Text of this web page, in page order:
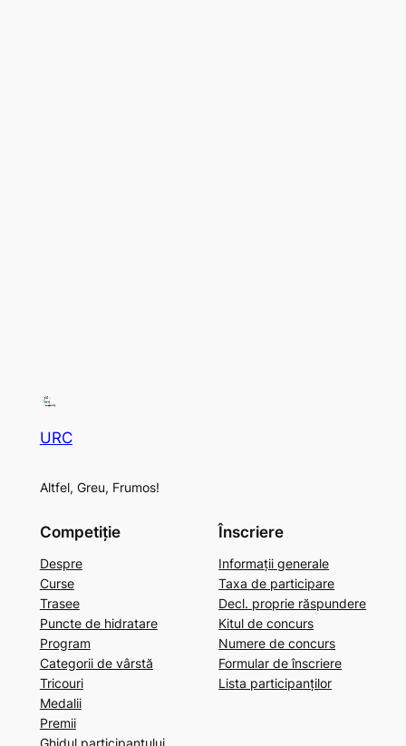
URC
Altfel, Greu, Frumos!
Competiție
Despre
Curse
Trasee
Puncte de hidratare
Program
Categorii de vârstă
Tricouri
Medalii
Premii
Înscriere
Informații generale
Taxa de participare
Decl. proprie răspundere
Kitul de concurs
Numere de concurs
Formular de înscriere
Lista participanților